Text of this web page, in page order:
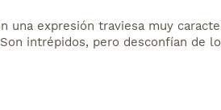
una expresión traviesa muy
intrépidos, pero desconfían de